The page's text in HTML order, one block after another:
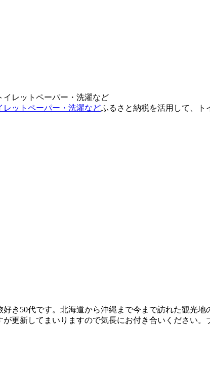
ットペーパー・洗濯などふるさと納税を活用して、ト
き50代です。北海道から沖縄まで今まで訪れた観光
更新してまいりますので気長にお付き合いください。